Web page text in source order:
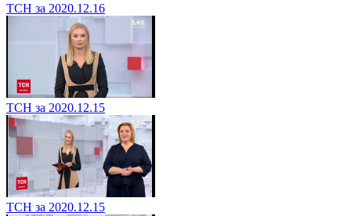
ТСН за 2020.12.16
ТСН за 2020.12.15
ТСН за 2020.12.15